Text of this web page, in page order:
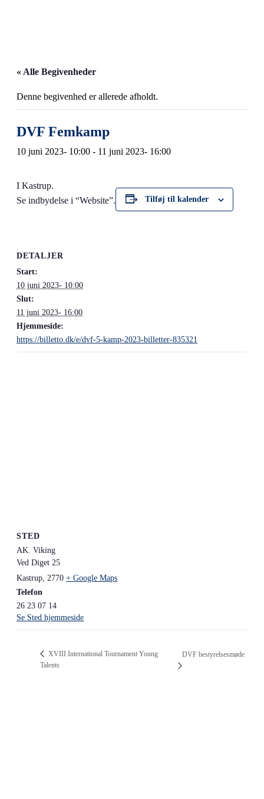
« Alle Begivenheder
Denne begivenhed er allerede afholdt.
DVF Femkamp
10 juni 2023- 10:00 - 11 juni 2023- 16:00
I Kastrup.
Se indbydelse i “Website”.
Tilføj til kalender
DETALJER
Start:
10 juni 2023- 10:00
Slut:
11 juni 2023- 16:00
Hjemmeside:
https://billetto.dk/e/dvf-5-kamp-2023-billetter-835321
STED
AK. Viking
Ved Diget 25
Kastrup, 2770 + Google Maps
Telefon
26 23 07 14
Se Sted hjemmeside
XVIII International Tournament Young
Talents
DVF bestyrelsesmøde